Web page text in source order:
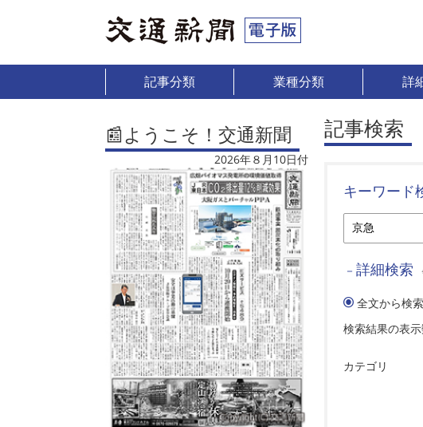
記事分類 業種分類 詳
📰ようこそ！交通新聞
2026年８月10日付
記事検索
キーワード
－ 詳細検索
全文から検索
検索結果の表
カテゴリ